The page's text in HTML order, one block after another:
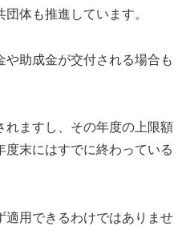
体も推進しています。
助成金が交付される場合も
れますし、その年度の上限額
末にはすでに終わっている
適用できるわけではありませ